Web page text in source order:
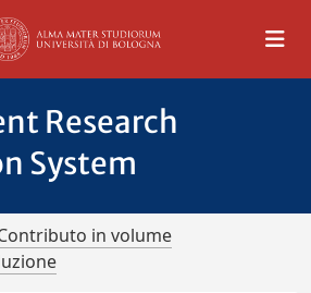
Research
System
in volume